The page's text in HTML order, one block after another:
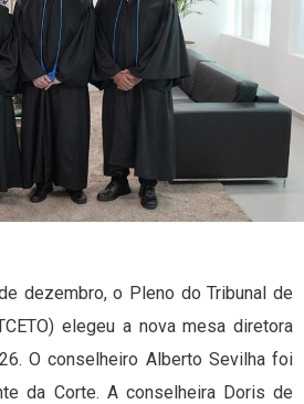
dezembro, o Pleno do Tribunal de
elegeu a nova mesa diretora
O conselheiro Alberto Sevilha foi
da Corte. A conselheira Doris de